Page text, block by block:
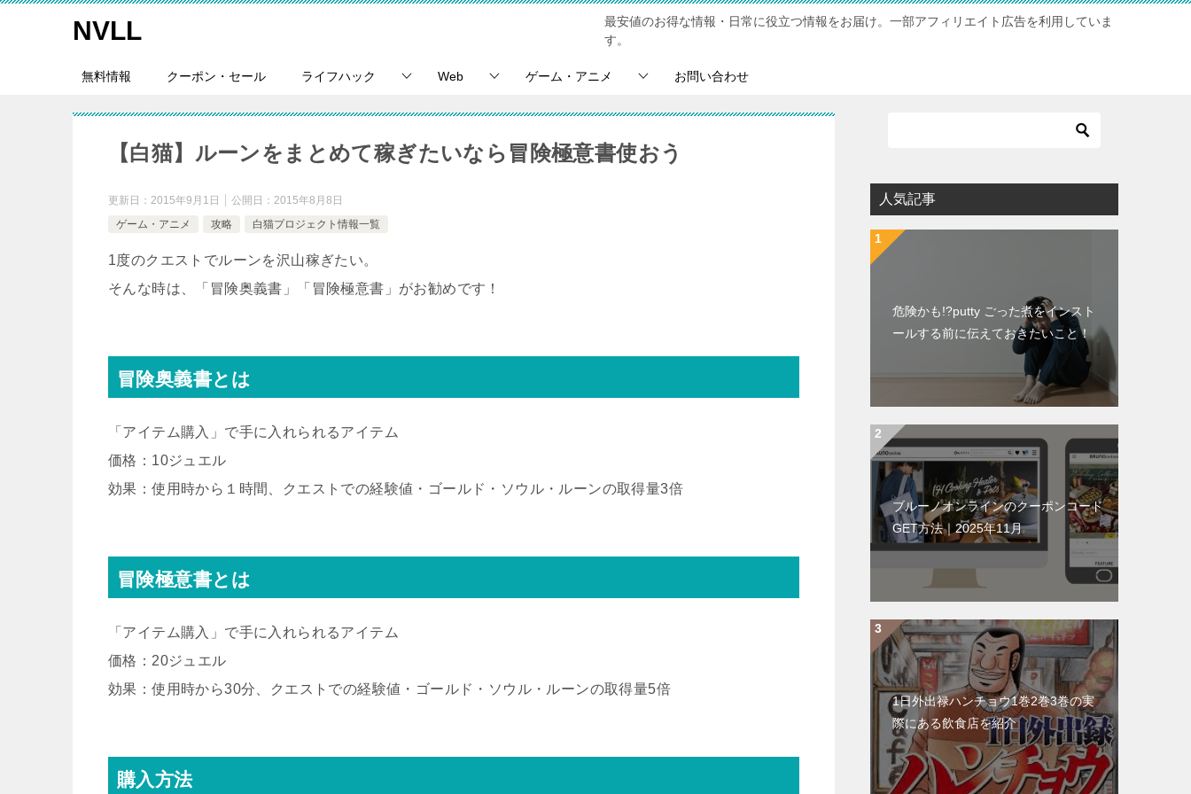
NVLL
最安値のお得な情報・日常に役立つ情報をお届け。一部アフィリエイト広告を利用していま
す。
無料情報 クーポン・セール ライフハック Web ゲーム・アニメ お問い合わせ
【白猫】ルーンをまとめて稼ぎたいなら冒険極意書使おう
更新日： 2015年9月1日 公開日： 2015年8月8日
ゲーム・アニメ
攻略 白猫プロジェクト情報一覧
1度のクエストでルーンを沢山稼ぎたい。
そんな時は、「冒険奥義書」「冒険極意書」がお勧めです！
冒険奥義書とは
「アイテム購入」で手に入れられるアイテム
価格：10ジュエル
効果：使用時から１時間、クエストでの経験値・ゴールド・ソウル・ルーンの取得量3倍
冒険極意書とは
「アイテム購入」で手に入れられるアイテム
価格：20ジュエル
効果：使用時から30分、クエストでの経験値・ゴールド・ソウル・ルーンの取得量5倍
購入方法
人気記事
危険かも!?putty ごった煮をインスト
ールする前に伝えておきたいこと！
ブルーノオンラインのクーポンコード
GET方法｜2025年11月
1日外出禄ハンチョウ1巻2巻3巻の実
際にある飲食店を紹介